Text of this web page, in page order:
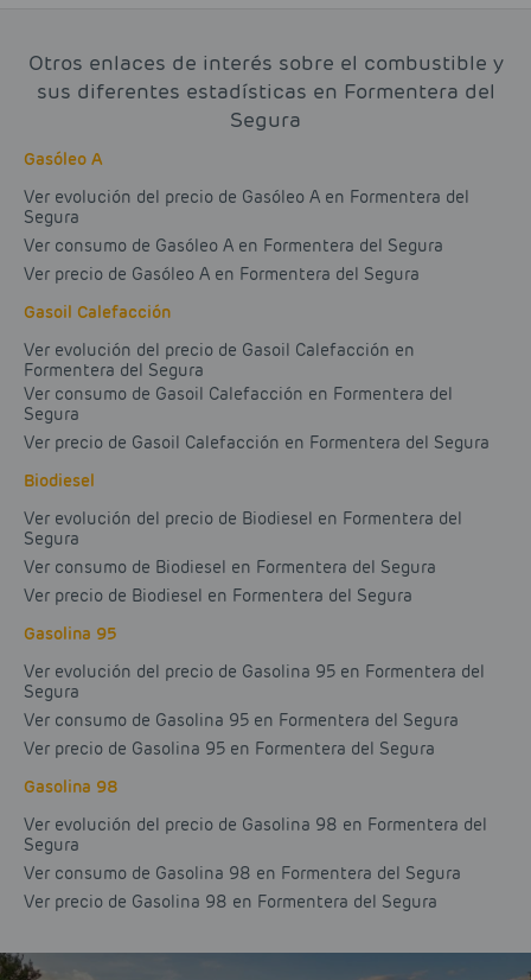
Otros enlaces de interés sobre el combustible y
sus diferentes estadísticas en Formentera del
Segura
Gasóleo A
Ver evolución del precio de Gasóleo A en Formentera del
Segura
Ver consumo de Gasóleo A en Formentera del Segura
Ver precio de Gasóleo A en Formentera del Segura
Gasoil Calefacción
Ver evolución del precio de Gasoil Calefacción en
Formentera del Segura
Ver consumo de Gasoil Calefacción en Formentera del
Segura
Ver precio de Gasoil Calefacción en Formentera del Segura
Biodiesel
Ver evolución del precio de Biodiesel en Formentera del
Segura
Ver consumo de Biodiesel en Formentera del Segura
Ver precio de Biodiesel en Formentera del Segura
Gasolina 95
Ver evolución del precio de Gasolina 95 en Formentera del
Segura
Ver consumo de Gasolina 95 en Formentera del Segura
Ver precio de Gasolina 95 en Formentera del Segura
Gasolina 98
Ver evolución del precio de Gasolina 98 en Formentera del
Segura
Ver consumo de Gasolina 98 en Formentera del Segura
Ver precio de Gasolina 98 en Formentera del Segura